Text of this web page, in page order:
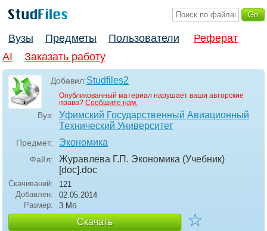
Вузы Предметы Пользователи
Реферат
AI
Заказать работу
Добавил:Studfiles2
Опубликованный материал нарушает ваши авторские
права? Сообщите нам.
Вуз:
Уфимский Государственный Авиационный
Технический Университет
Предмет: Экономика
Файл:
Журавлева Г.П. Экономика (Учебник)
[doc].doc
Скачиваний:
121
Добавлен:
02.05.2014
Размер:
3 Мб
Скачать ☆